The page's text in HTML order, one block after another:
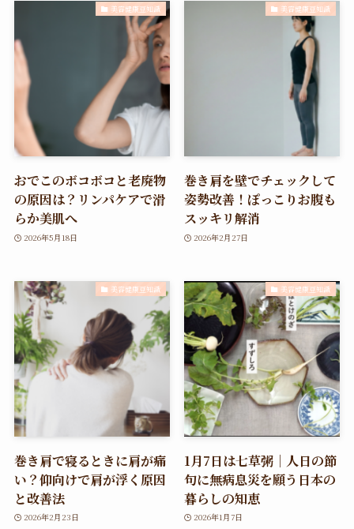
美容健康豆知識
おでこのボコボコと老廃物
の原因は？リンパケアで滑
らか美肌へ
2026年5月18日
美容健康豆知識
巻き肩を壁でチェックして
姿勢改善！ぽっこりお腹も
スッキリ解消
2026年2月27日
美容健康豆知識
巻き肩で寝るときに肩が痛
い？仰向けで肩が浮く原因
と改善法
2026年2月23日
美容健康豆知識
1月7日は七草粥｜人日の節
句に無病息災を願う日本の
暮らしの知恵
2026年1月7日